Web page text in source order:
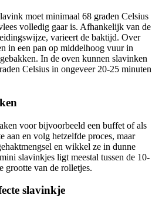
moet minimaal 68 graden Celsius
volledig gaar is. Afhankelijk van de
varieert de baktijd. Over
in een pan op middelhoog vuur in
In de oven kunnen slavinken
Celsius in ongeveer 20-25 minuten
voor bijvoorbeeld een buffet of als
aan en volg hetzelfde proces, maar
en wikkel ze in dunne
slavinkjes ligt meestal tussen de 10-
grootte van de rolletjes.
slavinkje